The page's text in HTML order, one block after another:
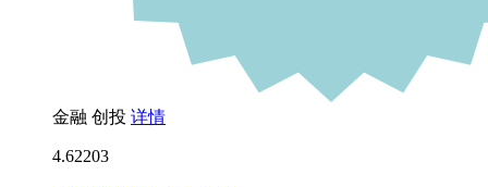
金融 创投 详情
4.62203